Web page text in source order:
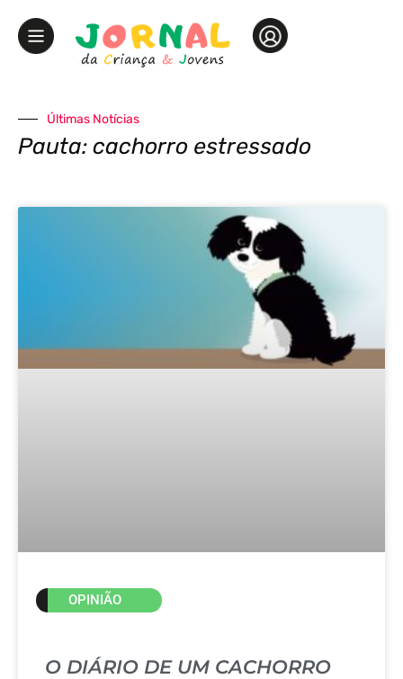
Últimas Notícias
Pauta: cachorro estressado
OPINIÃO
O DIÁRIO DE UM CACHORRO